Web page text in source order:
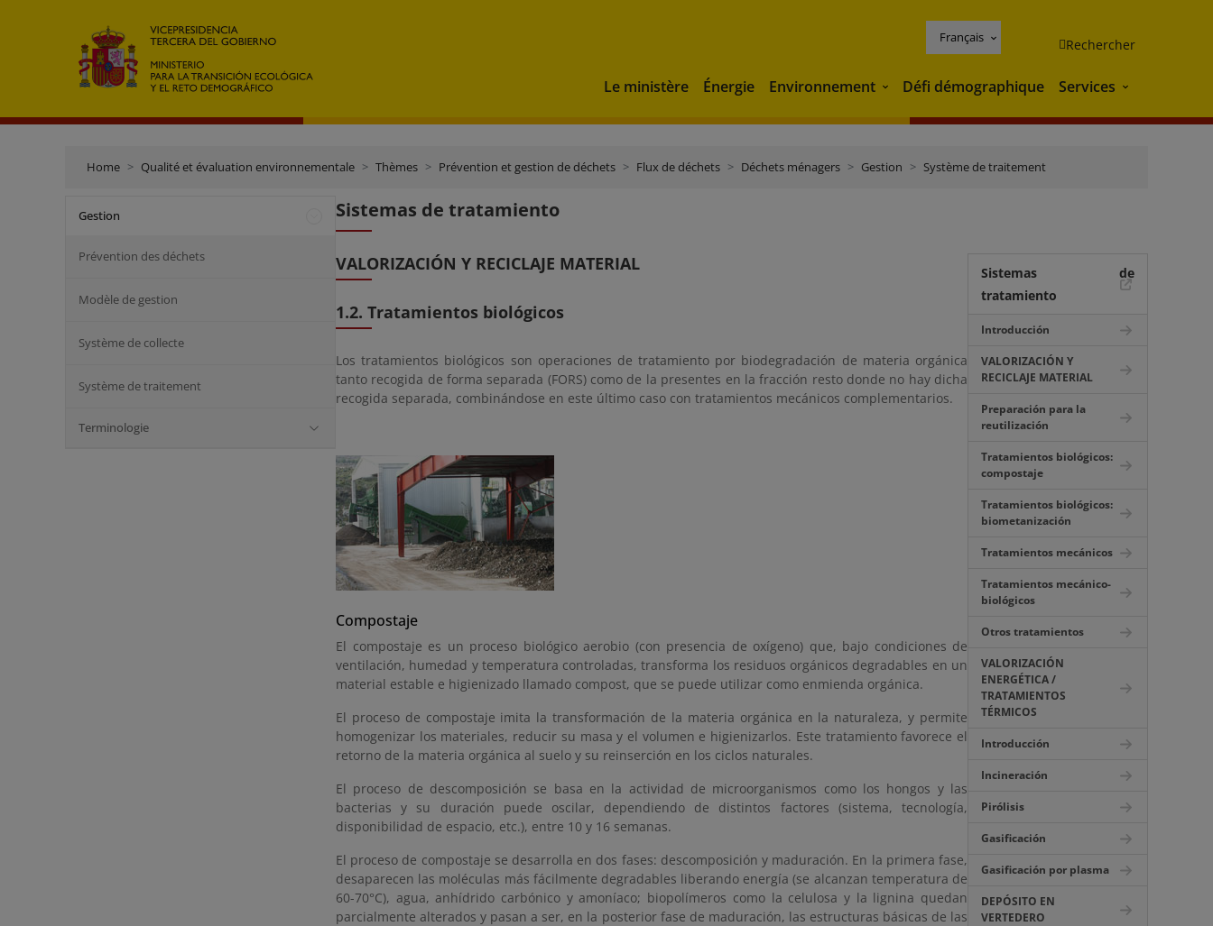
Français Rechercher
Le ministère Énergie Environnement Environnement
Défi démographique Services Services
Home Qualité et évaluation environnementale Thèmes Prévention et gestion de déchets Flux de déchets Déchets ménagers Gestion Système de traitement
Gestion
Prévention des déchets
Modèle de gestion
Système de collecte
Système de traitement
Terminologie
Sistemas de tratamiento
VALORIZACIÓN Y RECICLAJE MATERIAL
1.2. Tratamientos biológicos
Los tratamientos biológicos son operaciones de tratamiento por biodegradación de materia orgánica
tanto recogida de forma separada (FORS) como de la presentes en la fracción resto donde no hay dicha
recogida separada, combinándose en este último caso con tratamientos mecánicos complementarios.
Compostaje
El compostaje es un proceso biológico aerobio (con presencia de oxígeno) que, bajo condiciones de
ventilación, humedad y temperatura controladas, transforma los residuos orgánicos degradables en un
material estable e higienizado llamado compost, que se puede utilizar como enmienda orgánica.
El proceso de compostaje imita la transformación de la materia orgánica en la naturaleza, y permite
homogenizar los materiales, reducir su masa y el volumen e higienizarlos. Este tratamiento favorece el
retorno de la materia orgánica al suelo y su reinserción en los ciclos naturales.
El proceso de descomposición se basa en la actividad de microorganismos como los hongos y las
bacterias y su duración puede oscilar, dependiendo de distintos factores (sistema, tecnología,
disponibilidad de espacio, etc.), entre 10 y 16 semanas.
El proceso de compostaje se desarrolla en dos fases: descomposición y maduración. En la primera fase,
desaparecen las moléculas más fácilmente degradables liberando energía (se alcanzan temperatura de
60-70°C), agua, anhídrido carbónico y amoníaco; biopolímeros como la celulosa y la lignina quedan
parcialmente alterados y pasan a ser, en la posterior fase de maduración, las estructuras básicas de las
Sistemas de
tratamiento
Introducción
VALORIZACIÓN Y
RECICLAJE MATERIAL
Preparación para la
reutilización
Tratamientos biológicos:
compostaje
Tratamientos biológicos:
biometanización
Tratamientos mecánicos
Tratamientos mecánico-
biológicos
Otros tratamientos
VALORIZACIÓN
ENERGÉTICA /
TRATAMIENTOS
TÉRMICOS
Introducción
Incineración
Pirólisis
Gasificación
Gasificación por plasma
DEPÓSITO EN
VERTEDERO